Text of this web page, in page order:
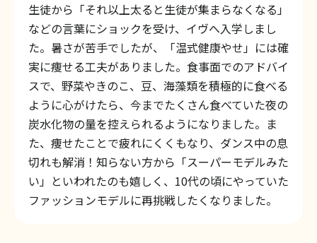
生徒から「それ以上太ると生徒が集まらなくなる」
などの言葉にショックを受け、イヴへ入学しまし
た。暑さが苦手でしたが、「温式健康やせ」には確
実に痩せる工夫がありました。食事面でのアドバイ
スで、野菜やきのこ、豆、海藻類を積極的に食べる
ように心がけたら、今までたくさん食べていた夜の
炭水化物の量を控えられるようになりました。ま
た、痩せたことで疲れにくくもなり、ダンス中の息
切れも解消！知らない方から「スーパーモデルみた
い」といわれたのも嬉しく、10代の頃にやっていた
ファッションモデルに再挑戦したくなりました。